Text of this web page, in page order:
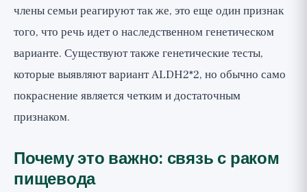
члены семьи реагируют так же, это еще один признак
того, что речь идет о наследственном генетическом
варианте. Существуют также генетические тесты,
которые выявляют вариант ALDH2*2, но обычно само
покраснение является четким и достаточным
признаком.
Почему это важно: связь с раком
пищевода